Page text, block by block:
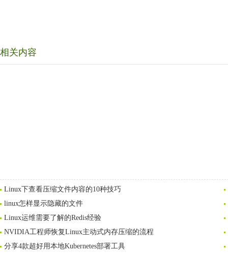
相关内容
Linux下查看压缩文件内容的10种技巧
linux怎样显示隐藏的文件
Linux运维需要了解的Redis经验
NVIDIA工程师恢复Linux主动式内存压缩的流程
分享4款超好用本地Kubernetes部署工具